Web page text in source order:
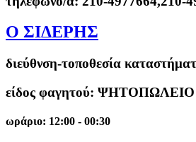
Ο ΣΙΔΕΡΗΣ
διεύθνση-τοποθεσία
είδος φαγητού: ΨΗΤΟΠΩΛΕΙΟ
ωράριο: 12:00 - 00:30